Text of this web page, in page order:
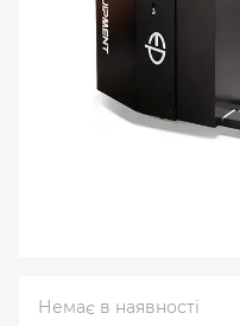
Немає в наявності